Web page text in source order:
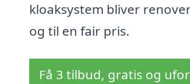
kloaksystem bliver
og til en fair pris.
Få 3 tilbud, gratis og